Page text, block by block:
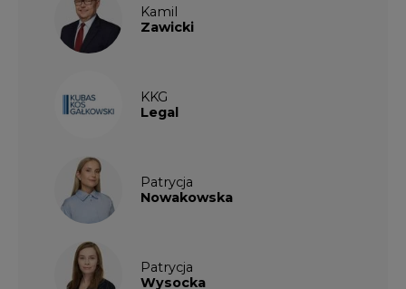
Kamil
Zawicki
KKG
Legal
Patrycja
Nowakowska
Patrycja
Wysocka